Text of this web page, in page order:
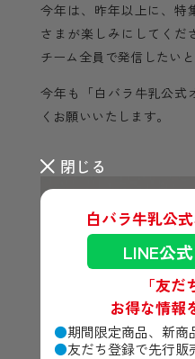
閉じる
白バラ牛乳公
LINE公
「友
お得な情報
期間限定商品、新商
友だち登録で先行販
今年は、昨年以上に、特
さまが楽しみにしてくだ
チーム全員で発信したい
今年も「白バラ牛乳公式
くお願いいたします。